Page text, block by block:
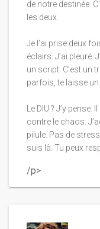
de notre destinée.
les deux.
Je l’ai prise deux
éclairs. J’ai pleuré.
un script. C’est un
parfois, te laisse
Le DIU ? J’y
contre le chaos.
pilule. Pas de
suis là. Tu peux
/p>